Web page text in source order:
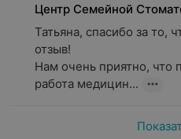
Центр Семейной
Татьяна, спасибо за то,
отзыв!
Нам очень приятно, что
работа медицин...